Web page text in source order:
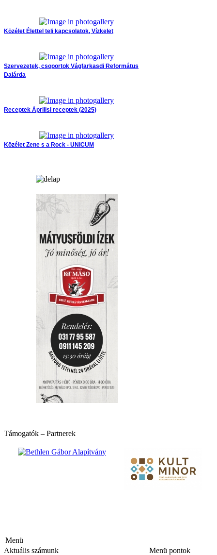
Közélet Élettel teli kapcsolatok, Vízkelet
Szervezetek, csoportok Vágfarkasdi Református
Dalárda
Receptek Áprilisi receptek (2025)
Közélet Zene s a Rock - UNICUM
hirdetés
hirdetés
Támogatók – Partnerek
Menü
Aktuális számunk
Menü pontok